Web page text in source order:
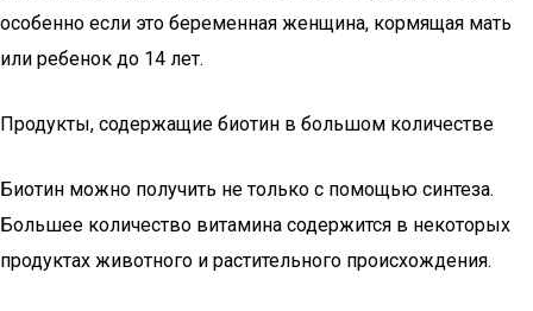
особенно если это беременная женщина, кормящая мать
или ребенок до 14 лет.
Продукты, содержащие биотин в большом количестве
Биотин можно получить не только с помощью синтеза.
Большее количество витамина содержится в некоторых
продуктах животного и растительного происхождения.